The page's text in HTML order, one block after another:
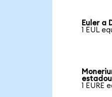
Euler a
1 EUL
1 EURE